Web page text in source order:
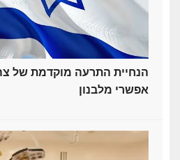
הנחיית התרעה מוקדמת של
אפשרי מלבנון